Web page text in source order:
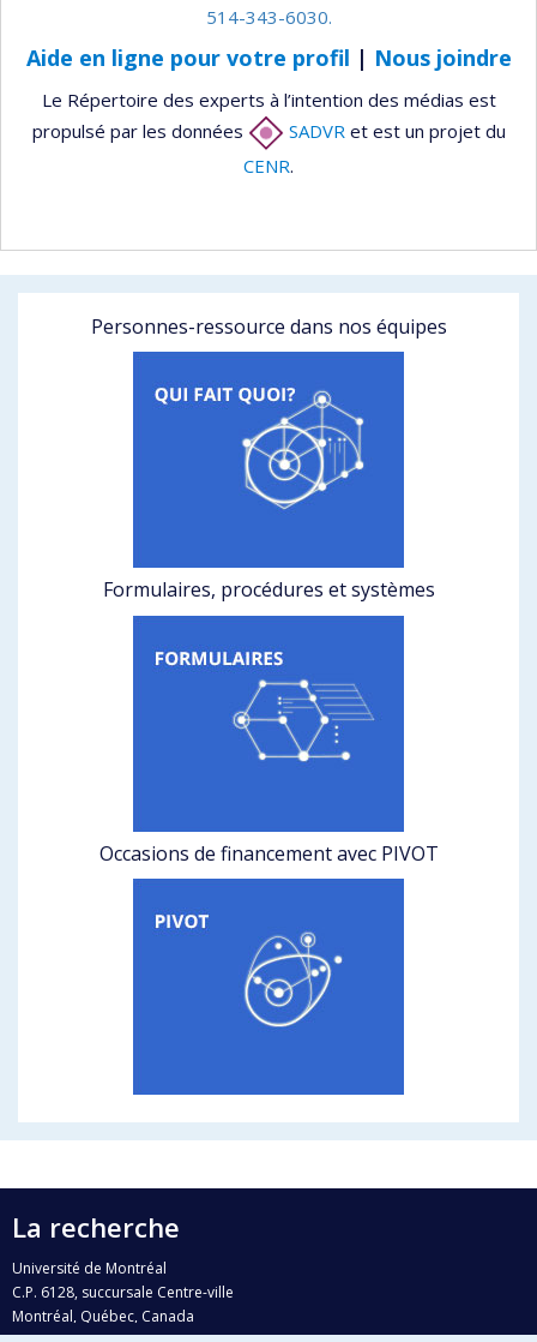
514-343-6030.
Aide en ligne pour votre profil | Nous joindre
Le Répertoire des experts à l’intention des médias est
propulsé par les données
SADVR et est un projet du
CENR.
Personnes-ressource dans nos équipes
Formulaires, procédures et systèmes
Occasions de financement avec PIVOT
La recherche
Université de Montréal
C.P. 6128, succursale Centre-ville
Montréal, Québec, Canada